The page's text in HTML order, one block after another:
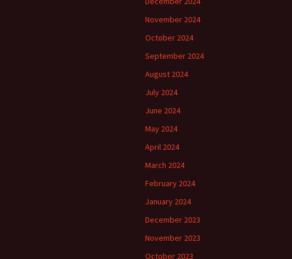
November 2024
October 2024
September 2024
August 2024
July 2024
June 2024
May 2024
April 2024
March 2024
February 2024
January 2024
December 2023
November 2023
October 2023